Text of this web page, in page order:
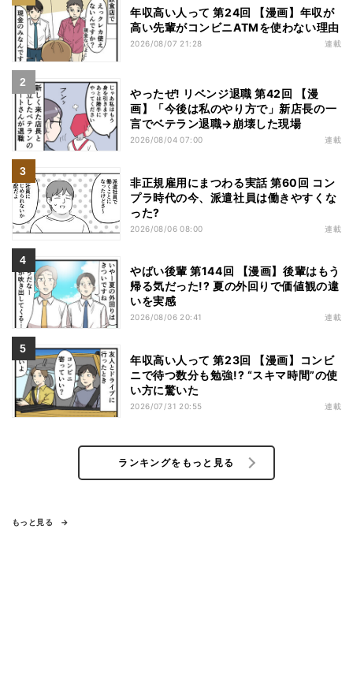
年収高い人って 第24回 【漫画】年収が
高い先輩がコンビニATMを使わない理由
2026/08/07 21:28 連載
やったぜ! リベンジ退職 第42回 【漫
画】「今後は私のやり方で」新店長の一
言でベテラン退職→崩壊した現場
2026/08/04 07:00 連載
非正規雇用にまつわる実話 第60回 コン
プラ時代の今、派遣社員は働きやすくな
った?
2026/08/06 08:00 連載
やばい後輩 第144回 【漫画】後輩はもう
帰る気だった!? 夏の外回りで価値観の違
いを実感
2026/08/06 20:41 連載
年収高い人って 第23回 【漫画】コンビ
ニで待つ数分も勉強!? “スキマ時間”の使
い方に驚いた
2026/07/31 20:55 連載
ランキングをもっと見る
もっと見る